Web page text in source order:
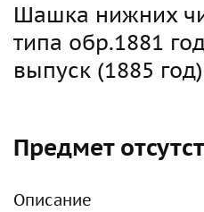
Шашка нижних
типа обр.1881
выпуск (1885
Предмет
Описание